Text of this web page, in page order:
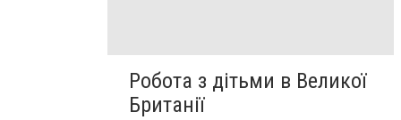
Робота з дітьми в Великої
Британії